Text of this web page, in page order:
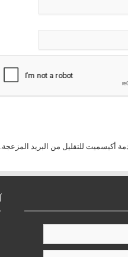
أكيسميت للتقليل من البريد المزعجة.